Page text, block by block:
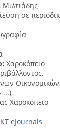
σε
Χαροκόπειο
...)
Χαροκόπειο
eJournals